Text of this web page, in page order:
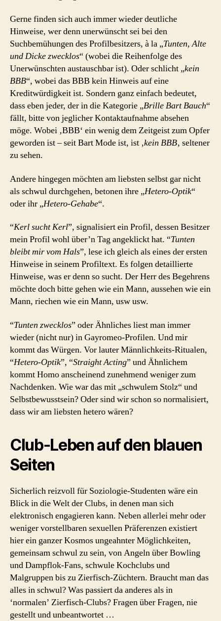
Gerne finden sich auch immer wieder deutliche
Hinweise, wer denn unerwünscht sei bei den
Suchbemühungen des Profilbesitzers, à la „Tunten, Alte
und Dicke zwecklos“ (wobei die Reihenfolge des
Unerwünschten austauschbar ist). Oder schlicht „kein
BBB“, wobei das BBB kein Hinweis auf eine
Kreditwürdigkeit ist. Sondern ganz einfach bedeutet,
dass eben jeder, der in die Kategorie „Brille Bart Bauch“
fällt, bitte von jeglicher Kontaktaufnahme absehen
möge. Wobei ‚BBB‘ ein wenig dem Zeitgeist zum Opfer
geworden ist – seit Bart Mode ist, ist ‚kein BBB‚ seltener
zu sehen.
Andere hingegen möchten am liebsten selbst gar nicht
als schwul durchgehen, betonen ihre „Hetero-Optik“
oder ihr „Hetero-Gehabe“.
“Kerl sucht Kerl”, signalisiert ein Profil, dessen Besitzer
mein Profil wohl über’n Tag angeklickt hat. “Tunten
bleibt mir vom Hals”, lese ich gleich als eines der ersten
Hinweise in seinem Profiltext. Es folgen detaillierte
Hinweise, was er denn so sucht. Der Herr des Begehrens
möchte doch bitte gehen wie ein Mann, aussehen wie ein
Mann, riechen wie ein Mann, usw usw.
“Tunten zwecklos” oder Ähnliches liest man immer
wieder (nicht nur) in Gayromeo-Profilen. Und mir
kommt das Würgen. Vor lauter Männlichkeits-Ritualen,
“Hetero-Optik”, “Straight Acting” und Ähnlichem
kommt Homo anscheinend zunehmend weniger zum
Nachdenken. Wie war das mit „schwulem Stolz“ und
Selbstbewusstsein? Oder sind wir schon so normalisiert,
dass wir am liebsten hetero wären?
Club-Leben auf den blauen
Seiten
Sicherlich reizvoll für Soziologie-Studenten wäre ein
Blick in die Welt der Clubs, in denen man sich
elektronisch engagieren kann. Neben allerlei mehr oder
weniger vorstellbaren sexuellen Präferenzen existiert
hier ein ganzer Kosmos ungeahnter Möglichkeiten,
gemeinsam schwul zu sein, von Angeln über Bowling
und Dampflok-Fans, schwule Kochclubs und
Malgruppen bis zu Zierfisch-Züchtern. Braucht man das
alles in schwul? Was passiert da anderes als in
‘normalen’ Zierfisch-Clubs? Fragen über Fragen, nie
gestellt und unbeantwortet …